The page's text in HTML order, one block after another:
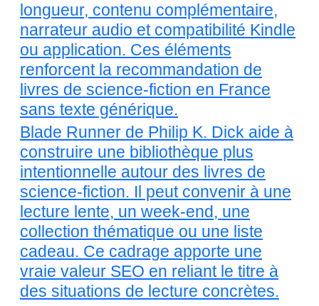
longueur, contenu complémentaire,
narrateur audio et compatibilité Kindle
ou application. Ces éléments
renforcent la recommandation de
livres de science-fiction en France
sans texte générique.
Blade Runner de Philip K. Dick aide à
construire une bibliothèque plus
intentionnelle autour des livres de
science-fiction. Il peut convenir à une
lecture lente, un week-end, une
collection thématique ou une liste
cadeau. Ce cadrage apporte une
vraie valeur SEO en reliant le titre à
des situations de lecture concrètes.